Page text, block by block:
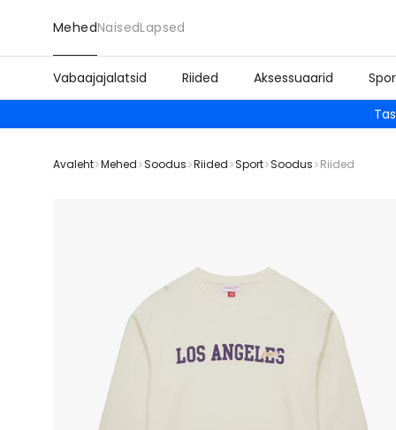
MehedNaisedLapsed
Vabaajajalatsid Riided Aksessuaarid
Avaleht Mehed Soodus Riided Sport Soodus Riided